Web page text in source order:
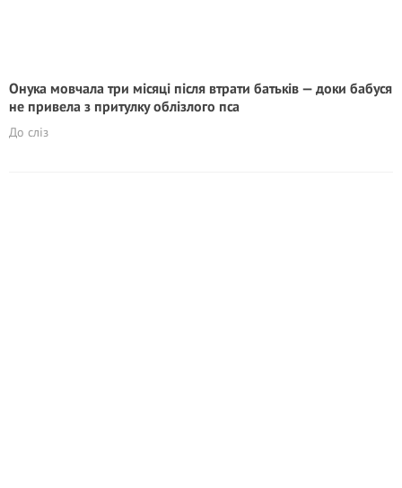
Онука мовчала три місяці після втрати батьків — доки бабуся
не привела з притулку облізлого пса
До сліз